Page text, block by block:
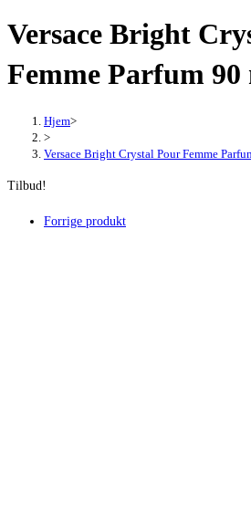
1.340,00 kr..1.044,44 kr..
Versace Bright
Femme Parfum 90
Hjem>
>
Versace Bright Crystal Pour Femme
Tilbud!
Forrige produkt